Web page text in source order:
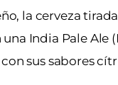
la cerveza
India Pale Ale
sus sabores